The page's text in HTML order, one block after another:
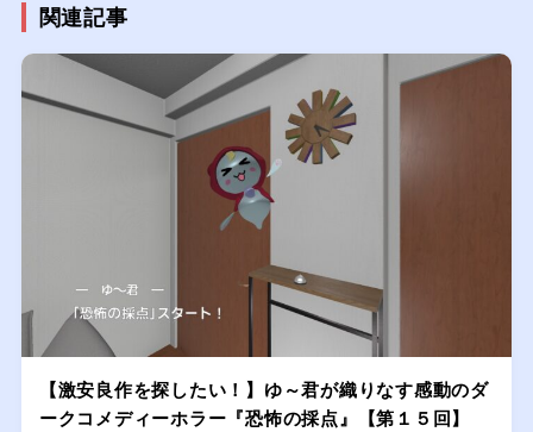
関連記事
【激安良作を探したい！】ゆ～君が織りなす感動のダ
ークコメディーホラー『恐怖の採点』【第１５回】